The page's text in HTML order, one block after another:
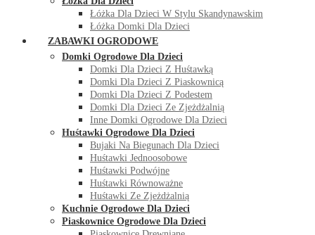
Łóżka Dla Dzieci W Stylu Skandynawskim
Łóżka Domki Dla Dzieci
ZABAWKI OGRODOWE
Domki Ogrodowe Dla Dzieci
Domki Dla Dzieci Z Huśtawką
Domki Dla Dzieci Z Piaskownicą
Domki Dla Dzieci Z Podestem
Domki Dla Dzieci Ze Zjeżdżalnią
Inne Domki Ogrodowe Dla Dzieci
Huśtawki Ogrodowe Dla Dzieci
Bujaki Na Biegunach Dla Dzieci
Huśtawki Jednoosobowe
Huśtawki Podwójne
Huśtawki Równoważne
Huśtawki Ze Zjeżdżalnią
Kuchnie Ogrodowe Dla Dzieci
Piaskownice Ogrodowe Dla Dzieci